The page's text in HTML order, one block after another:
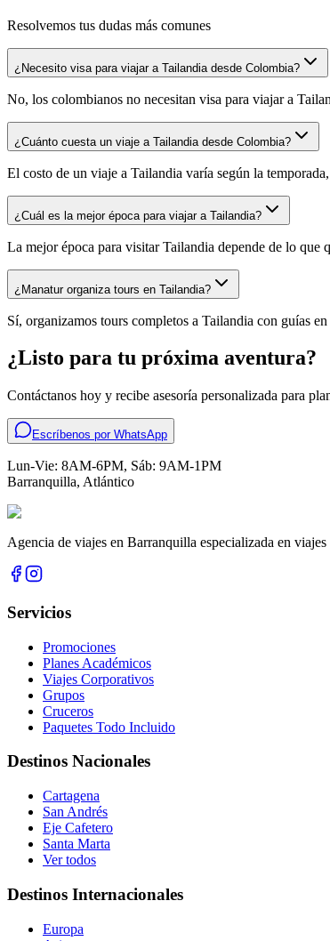
Resolvemos tus dudas más comunes
¿Necesito visa para viajar a Tailandia desde Colombia?
No, los colombianos no necesitan visa para viajar a
¿Cuánto cuesta un viaje a Tailandia desde Colombia?
El costo de un viaje a Tailandia varía según la
¿Cuál es la mejor época para viajar a Tailandia?
La mejor época para visitar Tailandia depende de lo que
¿Manatur organiza tours en Tailandia?
Sí, organizamos tours completos a Tailandia con guías
¿Listo para tu próxima aventura?
Contáctanos hoy y recibe asesoría personalizada para
Escríbenos por WhatsApp
Lun-Vie: 8AM-6PM, Sáb: 9AM-1PM
Barranquilla, Atlántico
Agencia de viajes en Barranquilla especializada en
Servicios
Promociones
Planes Académicos
Viajes Corporativos
Grupos
Cruceros
Paquetes Todo Incluido
Destinos Nacionales
Cartagena
San Andrés
Eje Cafetero
Santa Marta
Ver todos
Destinos Internacionales
Europa